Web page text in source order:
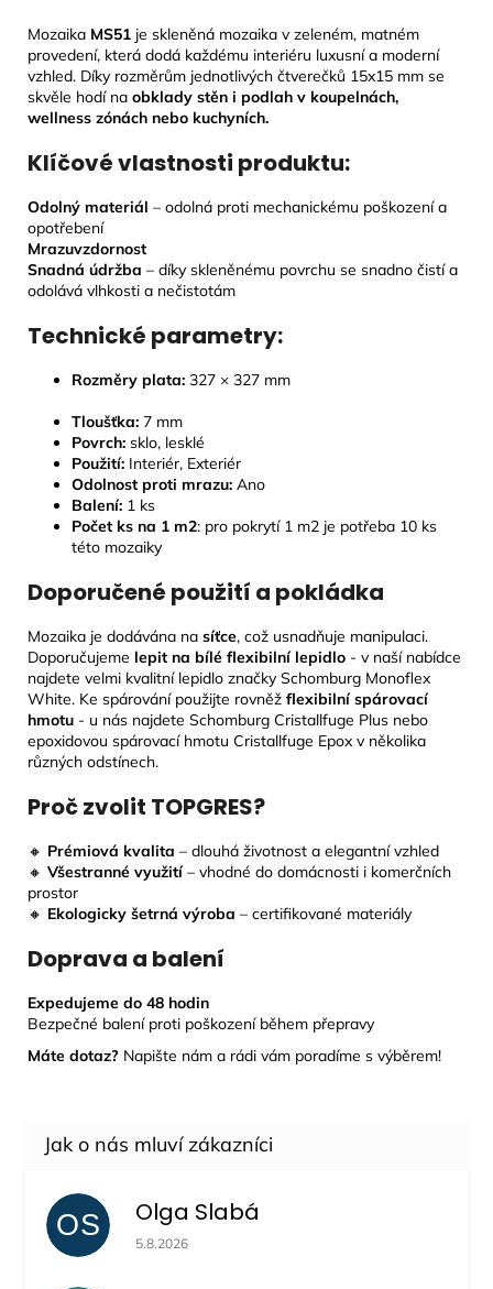
Mozaika MS51 je skleněná mozaika v zeleném, matném
provedení, která dodá každému interiéru luxusní a moderní
vzhled. Díky rozměrům jednotlivých čtverečků 15x15 mm se
skvěle hodí na obklady stěn i podlah v koupelnách,
wellness zónách nebo kuchyních.
Klíčové vlastnosti produktu:
Odolný materiál – odolná proti mechanickému poškození a
opotřebení
Mrazuvzdornost
Snadná údržba – díky skleněnému povrchu se snadno čistí a
odolává vlhkosti a nečistotám
Technické parametry:
Rozměry plata: 327 × 327 mm
Tloušťka: 7 mm
Povrch: sklo, lesklé
Použití: Interiér, Exteriér
Odolnost proti mrazu: Ano
Balení: 1 ks
Počet ks na 1 m2: pro pokrytí 1 m2 je potřeba 10 ks
této mozaiky
Doporučené použití a pokládka
Mozaika je dodávána na síťce, což usnadňuje manipulaci.
Doporučujeme lepit na bílé flexibilní lepidlo - v naší nabídce
najdete velmi kvalitní lepidlo značky Schomburg Monoflex
White. Ke spárování použijte rovněž flexibilní spárovací
hmotu - u nás najdete Schomburg Cristallfuge Plus nebo
epoxidovou spárovací hmotu Cristallfuge Epox v několika
různých odstínech.
Proč zvolit TOPGRES?
🔸 Prémiová kvalita – dlouhá životnost a elegantní vzhled
🔸 Všestranné využití – vhodné do domácnosti i komerčních
prostor
🔸 Ekologicky šetrná výroba – certifikované materiály
Doprava a balení
Expedujeme do 48 hodin
Bezpečné balení proti poškození během přepravy
Máte dotaz? Napište nám a rádi vám poradíme s výběrem!
OS Olga Slabá
Hodnocení obchodu je 5 z 5 hvězdiček.
5.8.2026